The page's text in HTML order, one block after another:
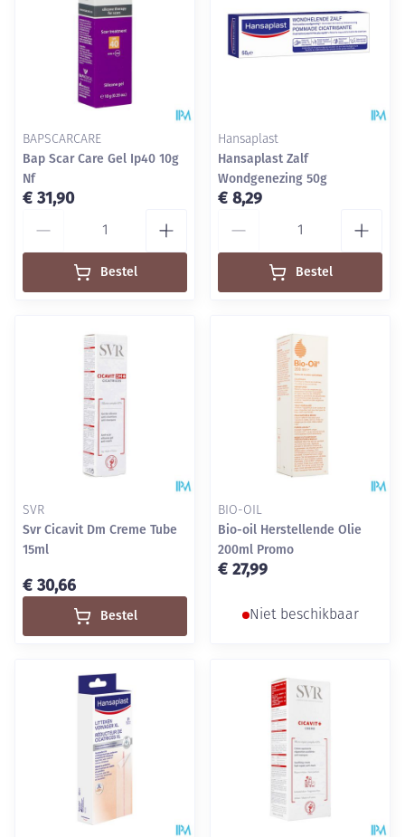
BAPSCARCARE
Bap Scar Care Gel Ip40 10g
Nf
€ 31,90
Bestel
Hansaplast
Hansaplast Zalf
Wondgenezing 50g
€ 8,29
Bestel
SVR
Svr Cicavit Dm Creme Tube
15ml
€ 30,66
Bestel
BIO-OIL
Bio-oil Herstellende Olie
200ml Promo
€ 27,99
Niet beschikbaar